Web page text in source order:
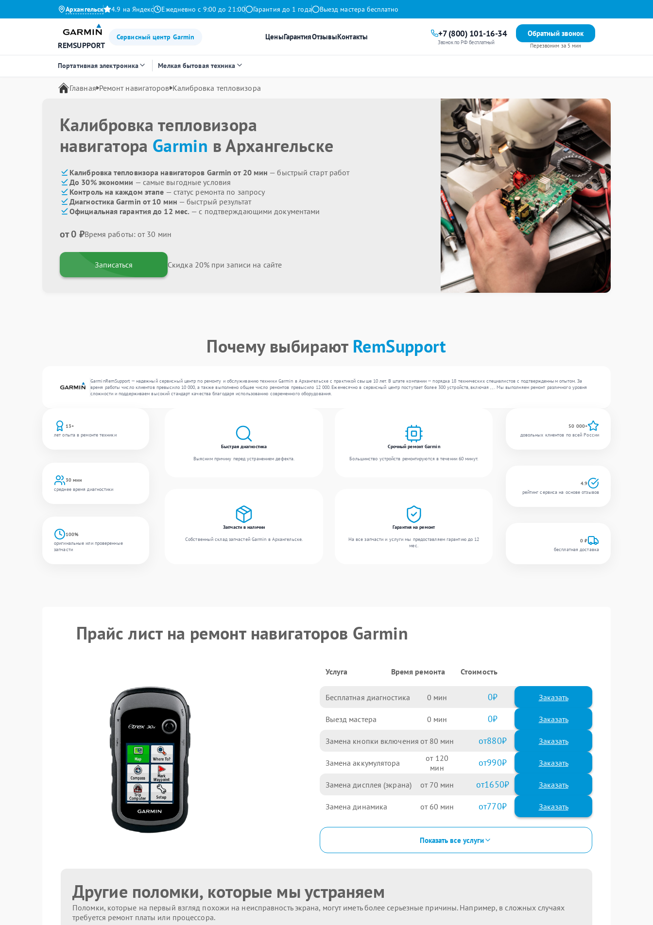
Архангельск 4.9 на Яндекс Ежедневно с 9:00 до 21:00 Гарантия до 1 года Выезд мастера бесплатно
REMSUPPORT
Сервисный центр Garmin ЦеныГарантияОтзывыКонтакты +7 (800) 101-16-34
Звонок по РФ бесплатный
Обратный звонок
Перезвоним за 5 мин
Портативная электроника Мелкая бытовая техника
Главная Ремонт навигаторов Калибровка тепловизора
Калибровка тепловизора
навигатора Garmin в Архангельске
Калибровка тепловизора навигаторов Garmin от 20 мин — быстрый старт работ
До 30% экономии — самые выгодные условия
Контроль на каждом этапе — статус ремонта по запросу
Диагностика Garmin от 10 мин — быстрый результат
Официальная гарантия до 12 мес. — с подтверждающими документами
от 0 ₽Время работы: от 30 мин
Записаться Скидка 20% при записи на сайте
Почему выбирают RemSupport
GarminRemSupport — надежный сервисный центр по ремонту и обслуживанию техники Garmin в Архангельске с практикой свыше 10 лет. В штате компании — порядка 18 технических специалистов с подтвержденным опытом. За
время работы число клиентов превысило 10 000, а также выполнено общее число ремонтов превысило 12 000. Ежемесячно в сервисный центр поступает более 300 устройств, включая , , . Мы выполняем ремонт различного уровня
сложности и поддерживаем высокий стандарт качества благодаря использованию современного оборудования.
13+
лет опыта в ремонте техники
30 мин
среднее время диагностики
100%
оригинальные или проверенные
запчасти
Быстрая диагностика
Выясним причину перед устранением дефекта.
Срочный ремонт Garmin
Большинство устройств ремонтируются в течении 60 минут.
Запчасти в наличии
Собственный склад запчастей Garmin в Архангельске.
Гарантия на ремонт
На все запчасти и услуги мы предоставляем гарантию до 12
мес.
50 000+
довольных клиентов по всей России
4.9
рейтинг сервиса на основе отзывов
0 ₽
бесплатная доставка
Прайс лист на ремонт навигаторов Garmin
Услуга Время ремонта Стоимость
Бесплатная диагностика 0 0 Заказать
Выезд мастера 0 0 Заказать
Замена кнопки включения 80 880
Замена аккумулятора 120 990
Замена дисплея (экрана) 70 1650
Замена динамика 60 770
Показать все услуги
Другие поломки, которые мы устраняем
Поломки, которые на первый взгляд похожи на неисправность экрана, могут иметь более серьезные причины. Например, в сложных случаях
требуется ремонт платы или процессора.